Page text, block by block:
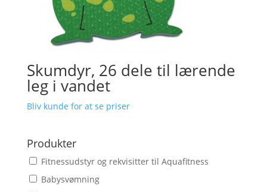
Skumdyr, 26 dele til lærende
leg i vandet
Bliv kunde for at se priser
Produkter
Fitnessudstyr og rekvisitter til Aquafitness
Babysvømning